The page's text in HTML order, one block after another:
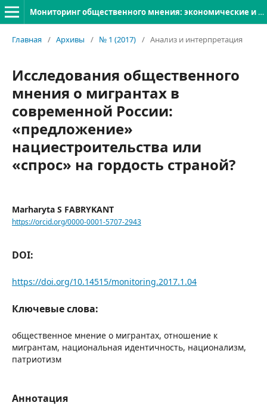
Мониторинг общественного мнения: экономические и социальные перемены
Главная / Архивы / № 1 (2017) / Анализ и интерпретация
Исследования общественного
мнения о мигрантах в
современной России:
«предложение»
нациестроительства или
«спрос» на гордость страной?
Marharyta S FABRYKANT
https://orcid.org/0000-0001-5707-2943
DOI:
https://doi.org/10.14515/monitoring.2017.1.04
Ключевые слова:
общественное мнение о мигрантах, отношение к
мигрантам, национальная идентичность, национализм,
патриотизм
Аннотация